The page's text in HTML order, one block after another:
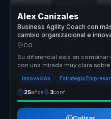
Alex Canizales
Business Agility Coach con
cambio organizacional e
liderazgo adaptable para
CO
Su diferencial esta en
con una mirada muy clara
concept...
Innovación Estrategia
25años 3conf.